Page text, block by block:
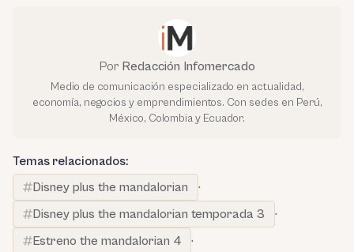
Por Redacción Infomercado
Medio de comunicación especializado en actualidad,
economía, negocios y emprendimientos. Con sedes en Perú,
México, Colombia y Ecuador.
Temas relacionados:
Disney plus the mandalorian
·
Disney plus the mandalorian temporada 3
·
Estreno the mandalorian 4
·